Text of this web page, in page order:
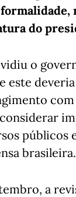
do
o
este
públicos
brasileira.
a